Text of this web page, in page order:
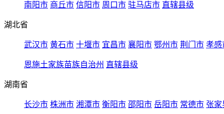
南阳市 商丘市 信阳市 周口市 驻马店市 直辖县级
湖北省
武汉市 黄石市 十堰市 宜昌市 襄阳市 鄂州市 荆门市 孝感
恩施土家族苗族自治州 直辖县级
湖南省
长沙市 株洲市 湘潭市 衡阳市 邵阳市 岳阳市 常德市 张家